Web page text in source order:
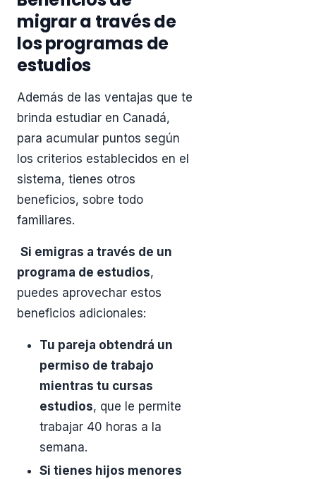
migrar a través de
los programas de
estudios
Además de las ventajas que te
brinda estudiar en Canadá,
para acumular puntos según
los criterios establecidos en el
sistema, tienes otros
beneficios, sobre todo
familiares.
Si emigras a través de un
programa de estudios,
puedes aprovechar estos
beneficios adicionales:
Tu pareja obtendrá un
permiso de trabajo
mientras tu cursas
estudios, que le permite
trabajar 40 horas a la
semana.
Si tienes hijos menores